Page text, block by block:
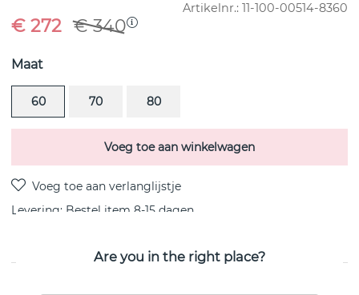
Artikelnr.: 11-100-00514-8360
€ 340
€ 272
Maat
60 70 80
Voeg toe aan winkelwagen
Levering: Bestel item 8-15 dagen
Are you in the right place?